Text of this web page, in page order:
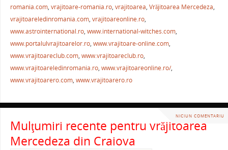
romania.com, vrajitoare-romania.ro, vrajitoarea, Vrăjitoarea Mercedeza,
vrajitoareledinromania.com, vrajitoareonline.ro,
www.astrointernational.ro, www.international-witches.com,
www.portalulvrajitoarelor.ro, www.vrajitoare-online.com,
www.vrajitoareclub.com, www.vrajitoareclub.ro,
www.vrajitoareledinromania.ro, www.vrajitoareonline.ro/,
www.vrajitoarero.com, www.vrajitoarero.ro
NICIUN COMENTARIU
Mulţumiri recente pentru vrăjitoarea
Mercedeza din Craiova